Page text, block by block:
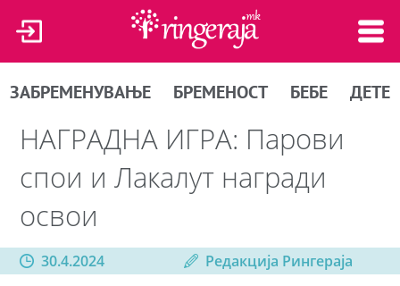
ЗАБРЕМЕНУВАЊЕ БРЕМЕНОСТ БЕБЕ ДЕТЕ
НАГРАДНА ИГРА: Парови
спои и Лакалут награди
освои
30.4.2024 Редакција Рингераја